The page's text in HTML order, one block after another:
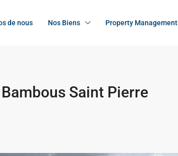
de nous Nos Biens Property Management
Saint Pierre